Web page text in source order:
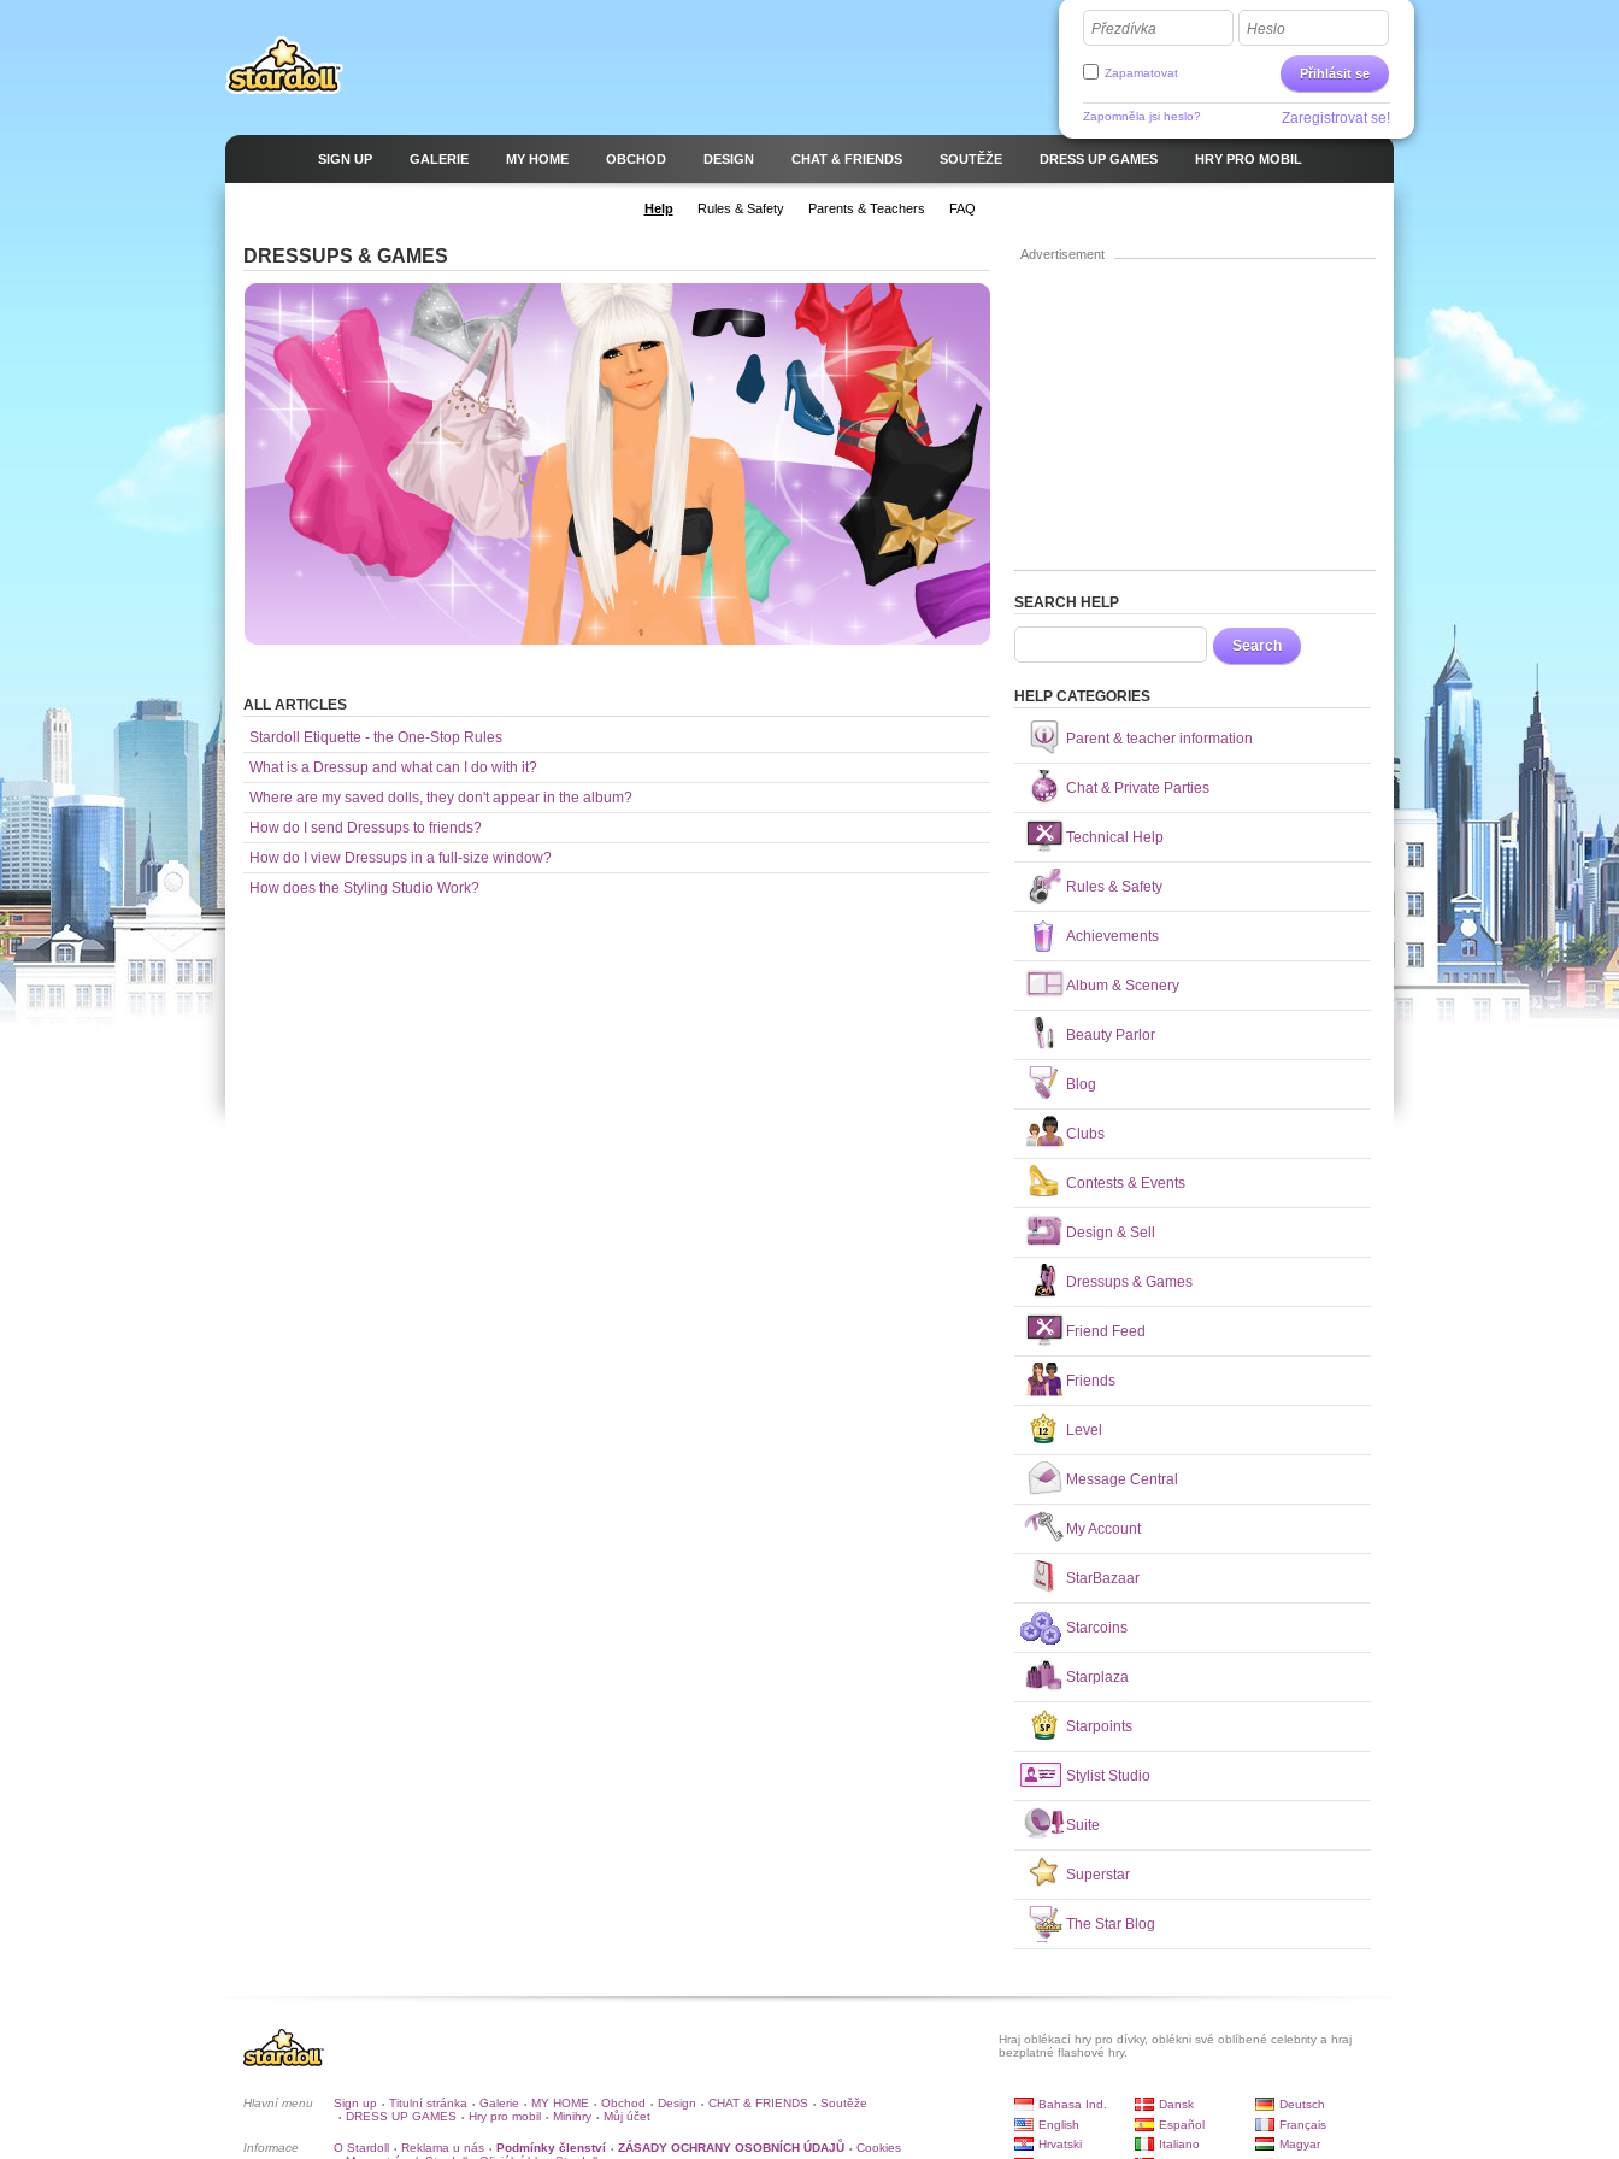
Přezdívka Heslo
Přihlásit se
Zapamatovat
Zapomněla jsi heslo? Zaregistrovat se!
SIGN UP GALERIE MY HOME OBCHOD DESIGN CHAT & FRIENDS SOUTĚŽE DRESS UP GAMES HRY PRO MOBIL
Help Rules & Safety Parents & Teachers FAQ
DRESSUPS & GAMES
ALL ARTICLES
Stardoll Etiquette - the One-Stop Rules
What is a Dressup and what can I do with it?
Where are my saved dolls, they don't appear in the album?
How do I send Dressups to friends?
How do I view Dressups in a full-size window?
How does the Styling Studio Work?
Advertisement
SEARCH HELP
Search
HELP CATEGORIES
Parent & teacher information
Chat & Private Parties
Technical Help
Rules & Safety
Achievements
Album & Scenery
Beauty Parlor
Blog
Clubs
Contests & Events
Design & Sell
Dressups & Games
Friend Feed
Friends
Level
Message Central
My Account
StarBazaar
Starcoins
Starplaza
Starpoints
Stylist Studio
Suite
Superstar
The Star Blog
Hraj oblékací hry pro dívky, oblékni své oblíbené celebrity a hraj
bezplatné flashové hry.
Hlavní menu Sign up • Titulní stránka • Galerie • MY HOME • Obchod • Design • CHAT & FRIENDS • Soutěže
• DRESS UP GAMES • Hry pro mobil • Minihry • Můj účet
Informace O Stardoll • Reklama u nás • Podmínky členství • ZÁSADY OCHRANY OSOBNÍCH ÚDAJŮ • Cookies
Bahasa Ind. Dansk
Deutsch
English
Español
Français
Hrvatski
Italiano
Magyar